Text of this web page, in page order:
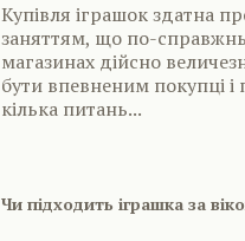
Купівля іграшок здатна
заняттям, що по-
магазинах дійсно
бути впевненим покупці
кілька питань...
Чи підходить іграшка за